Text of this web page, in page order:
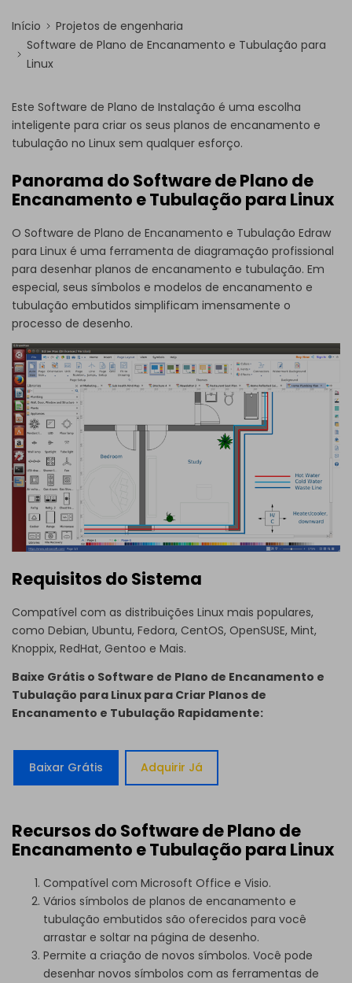
Início
Projetos de engenharia
Software de Plano de Encanamento e Tubulação para
Linux
Este Software de Plano de Instalação é uma escolha
inteligente para criar os seus planos de encanamento e
tubulação no Linux sem qualquer esforço.
Panorama do Software de Plano de
Encanamento e Tubulação para Linux
O Software de Plano de Encanamento e Tubulação Edraw
para Linux é uma ferramenta de diagramação profissional
para desenhar planos de encanamento e tubulação. Em
especial, seus símbolos e modelos de encanamento e
tubulação embutidos simplificam imensamente o
processo de desenho.
Requisitos do Sistema
Compatível com as distribuições Linux mais populares,
como Debian, Ubuntu, Fedora, CentOS, OpenSUSE, Mint,
Knoppix, RedHat, Gentoo e Mais.
Baixe Grátis o Software de Plano de Encanamento e
Tubulação para Linux para Criar Planos de
Encanamento e Tubulação Rapidamente:
Baixar Grátis Adquirir Já
Recursos do Software de Plano de
Encanamento e Tubulação para Linux
Compatível com Microsoft Office e Visio.
Vários símbolos de planos de encanamento e
tubulação embutidos são oferecidos para você
arrastar e soltar na página de desenho.
Permite a criação de novos símbolos. Você pode
desenhar novos símbolos com as ferramentas de